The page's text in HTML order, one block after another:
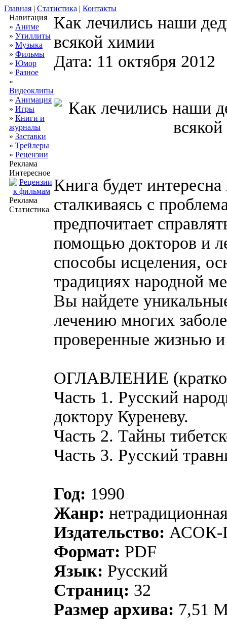
Главная | Статистика | Контакты
Навигация
» Аниме
» Утиллиты
» Музыка
» Фильмы
» Юмор
» Разное
»
Видеоклипы
» Анимация
» Игры
» Книги и
журналы
» Заставки
» Трейлеры
» Рецензии
Реклама
Интересное
Реклама
Статистика
Как лечились наши
всякой химии
Дата: 11 октября 2012
Книга будет
сталкиваясь с
предпочитает
помощью докторов и
способы исцеления,
традициях народной
Вы найдете
лечению многих
проверенные жизнью
ОГЛАВЛЕНИЕ
Часть 1. Русский
доктору Куреневу.
Часть 2. Тайны
Часть 3. Русский
Год: 1990
Жанр:
Издательство: АСОК-
Формат: PDF
Язык: Русский
Страниц: 32
Размер архива: 7,51